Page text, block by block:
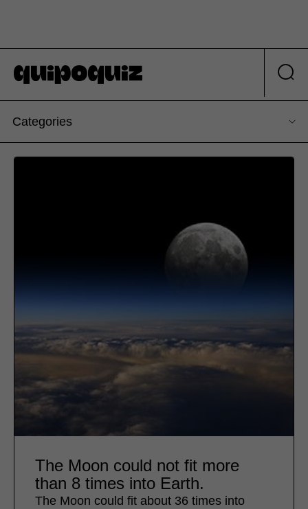
Categories
The Moon could not fit more
than 8 times into Earth.
The Moon could fit about 36 times into